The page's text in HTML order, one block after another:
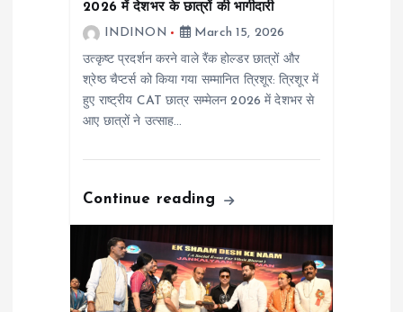
2026 में देशभर के छात्रों की भागीदारी
INDINON
March 15, 2026
उत्कृष्ट प्रदर्शन करने वाले रैंक होल्डर छात्रों और
श्रेष्ठ चैप्टर्स को किया गया सम्मानित त्रिशूर: त्रिशूर में
हुए राष्ट्रीय CAT छात्र सम्मेलन 2026 में देशभर से
आए छात्रों ने उत्साह…
Continue reading